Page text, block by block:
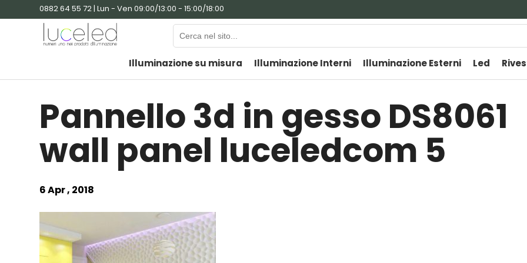
0882 64 55 72 | Lun - Ven 09:00/13:00 - 15:00/18:00
Illuminazione su misura Illuminazione Interni Illuminazione Esterni Led
Pannello 3d in gesso DS8061
wall panel luceledcom 5
6 Apr , 2018